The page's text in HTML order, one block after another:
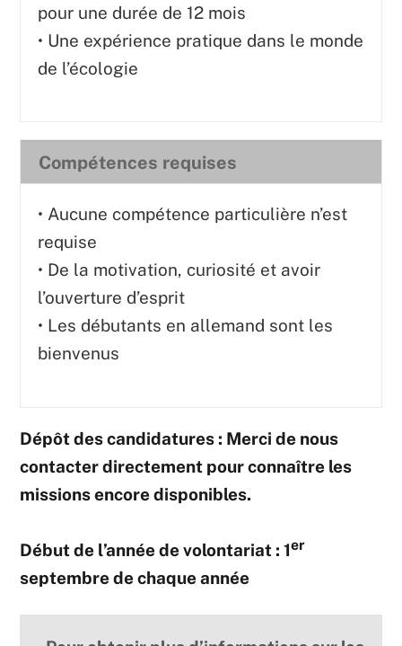
pour une durée de 12 mois
• Une expérience pratique dans le monde
de l’écologie
Compétences requises
• Aucune compétence particulière n’est
requise
• De la motivation, curiosité et avoir
l’ouverture d’esprit
• Les débutants en allemand sont les
bienvenus
Dépôt des candidatures : Merci de nous
contacter directement pour connaître les
missions encore disponibles.
Début de l’année de volontariat : 1er
septembre de chaque année